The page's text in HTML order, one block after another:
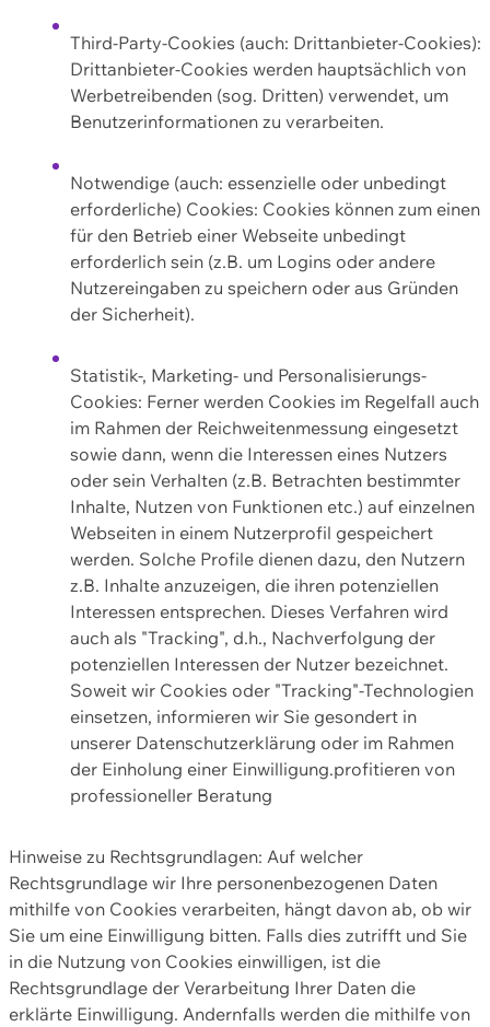
Third-Party-Cookies (auch: Drittanbieter-Cookies):
Drittanbieter-Cookies werden hauptsächlich von
Werbetreibenden (sog. Dritten) verwendet, um
Benutzerinformationen zu verarbeiten.
Notwendige (auch: essenzielle oder unbedingt
erforderliche) Cookies: Cookies können zum einen
für den Betrieb einer Webseite unbedingt
erforderlich sein (z.B. um Logins oder andere
Nutzereingaben zu speichern oder aus Gründen
der Sicherheit).
Statistik-, Marketing- und Personalisierungs-
Cookies: Ferner werden Cookies im Regelfall auch
im Rahmen der Reichweitenmessung eingesetzt
sowie dann, wenn die Interessen eines Nutzers
oder sein Verhalten (z.B. Betrachten bestimmter
Inhalte, Nutzen von Funktionen etc.) auf einzelnen
Webseiten in einem Nutzerprofil gespeichert
werden. Solche Profile dienen dazu, den Nutzern
z.B. Inhalte anzuzeigen, die ihren potenziellen
Interessen entsprechen. Dieses Verfahren wird
auch als "Tracking", d.h., Nachverfolgung der
potenziellen Interessen der Nutzer bezeichnet.
Soweit wir Cookies oder "Tracking"-Technologien
einsetzen, informieren wir Sie gesondert in
unserer Datenschutzerklärung oder im Rahmen
der Einholung einer Einwilligung.profitieren von
professioneller Beratung
Hinweise zu Rechtsgrundlagen: Auf welcher
Rechtsgrundlage wir Ihre personenbezogenen Daten
mithilfe von Cookies verarbeiten, hängt davon ab, ob wir
Sie um eine Einwilligung bitten. Falls dies zutrifft und Sie
in die Nutzung von Cookies einwilligen, ist die
Rechtsgrundlage der Verarbeitung Ihrer Daten die
erklärte Einwilligung. Andernfalls werden die mithilfe von